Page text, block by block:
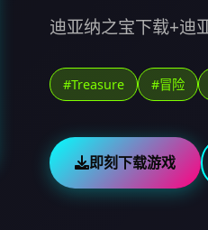
迪亚纳之宝下载+迪
#Treasure #冒险
即刻下载游戏